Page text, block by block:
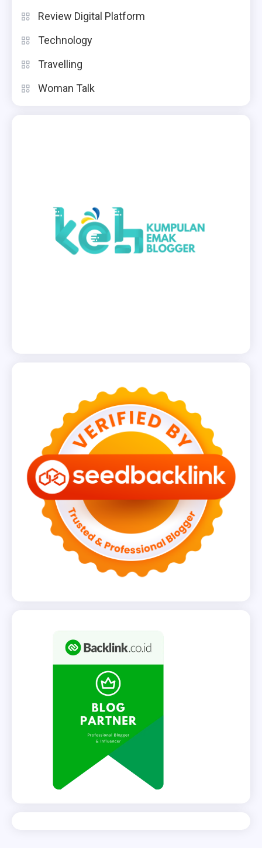
Review Digital Platform
Technology
Travelling
Woman Talk